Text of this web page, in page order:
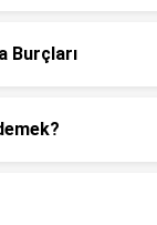
Burçları